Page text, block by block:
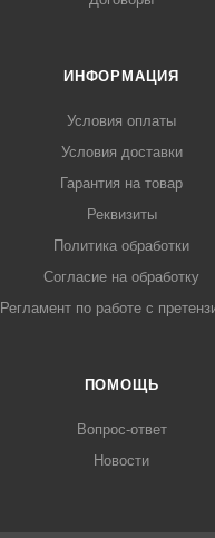
ИНФОРМАЦИЯ
Условия оплаты
Условия доставки
Гарантия на товар
Реквизиты
Политика обработки
Согласие на обработку
Регламент по работе с
ПОМОЩЬ
Вопрос-ответ
Новости